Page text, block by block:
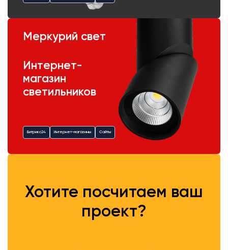
Меркурий свет
Интернет-
магазин
светильников
Битрикс24 Интернет-магазины Сайты
Хотите посчитаем ваш
проект?